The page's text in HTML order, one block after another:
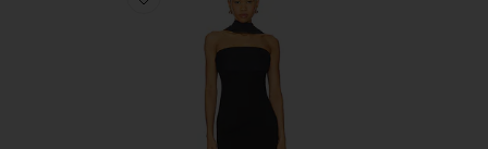
Favorite TIERRA ドレス